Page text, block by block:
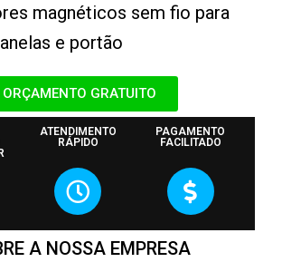
magnéticos sem fio para
e portão
ORÇAMENTO GRATUITO
ATENDIMENTO
RÁPIDO
PAGAMENTO
FACILITADO
A NOSSA EMPRESA